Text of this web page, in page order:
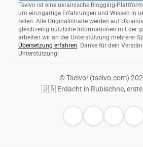
Tseivo ist eine ukrainische Blogging-
um einzigartige Erfahrungen und Wissen in
teilen. Alle Originalinhalte werden auf
gleichzeitig nützliche Informationen mit der
arbeiten wir an der Unterstützung mehrerer
Übersetzung erfahren. Danke für dein
Unterstützung!
© Tseivo! (tseivo.com)
🇺🇦 Erdacht in Rubischne,